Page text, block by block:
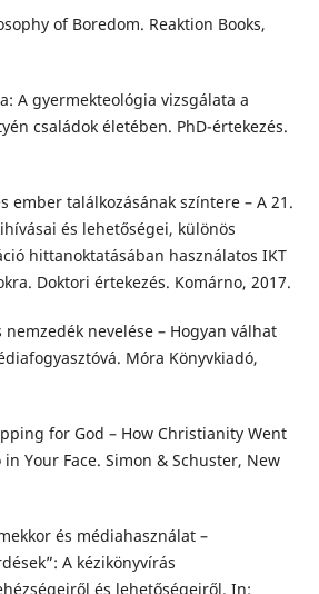
of Boredom. Reaktion Books,
A gyermekteológia vizsgálata a
családok életében. PhD-értekezés.
ember találkozásának színtere – A 21.
és lehetőségei, különös
hittanoktatásában használatos IKT
Doktori értekezés. Komárno, 2017.
nemzedék nevelése – Hogyan válhat
Móra Könyvkiadó,
for God – How Christianity Went
Your Face. Simon & Schuster, New
és médiahasználat –
A kézikönyvírás
és lehetőségeiről. In: